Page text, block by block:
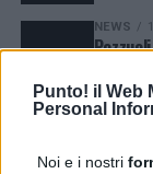
Punto! il Web
Personal
Noi e i nostri
NEWS
CRONACA